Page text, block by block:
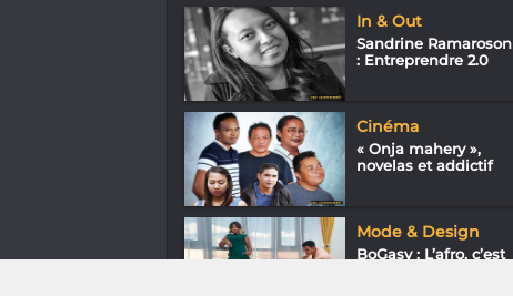
In & Out
Sandrine Ramaroson
: Entreprendre 2.0
Cinéma
« Onja mahery »,
novelas et addictif
Mode & Design
BoGasy : L’afro, c’est